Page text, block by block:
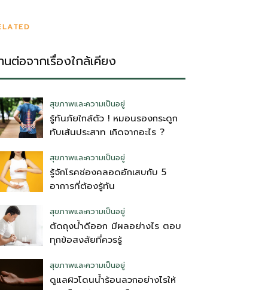
นต่อจากเรื่องใกล้เคียง
สุขภาพและความเป็นอยู่
รู้ทันภัยใกล้ตัว ! หมอนรองกระดูก
ทับเส้นประสาท เกิดจากอะไร ?
สุขภาพและความเป็นอยู่
รู้จักโรคช่องคลอดอักเสบกับ 5
อาการที่ต้องรู้ทัน
สุขภาพและความเป็นอยู่
ตัดถุงน้ําดีออก มีผลอย่างไร ตอบ
ทุกข้อสงสัยที่ควรรู้
สุขภาพและความเป็นอยู่
ดูแลผิวโดนน้ำร้อนลวกอย่างไรให้